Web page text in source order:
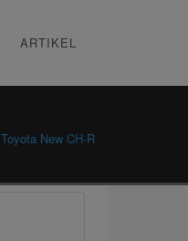
ARTIKEL
Toyota New CH-R